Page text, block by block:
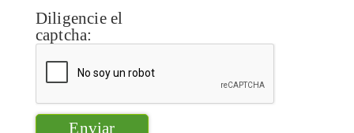
Diligencie el
captcha: